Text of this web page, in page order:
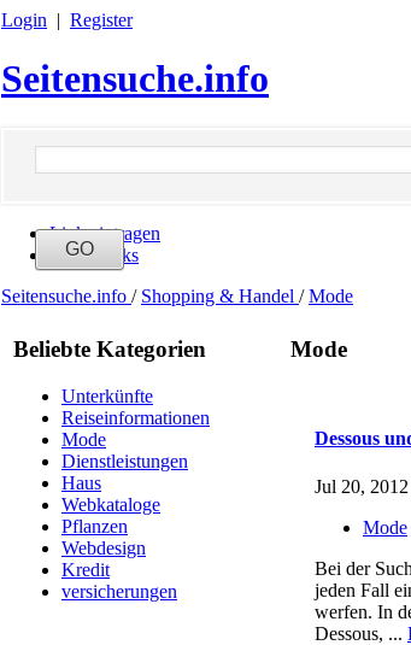
Login | Register
Seitensuche.info
Link eintragen
Neue Links
Seitensuche.info / Shopping & Handel / Mode
Beliebte Kategorien
Unterkünfte
Reiseinformationen
Mode
Dienstleistungen
Haus
Webkataloge
Pflanzen
Webdesign
Kredit
versicherungen
Mode
Dessous
Jul 20, 2012
Mode
Bei der
jeden Fall
werfen. In
Dessous, ...